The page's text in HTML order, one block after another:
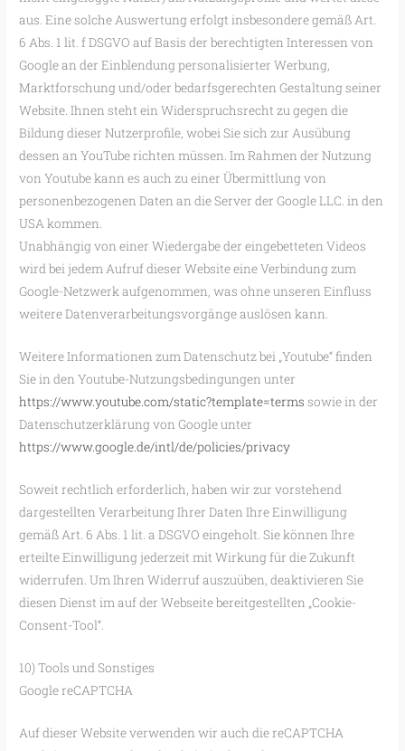
aus. Eine solche Auswertung erfolgt insbesondere gemäß Art.
6 Abs. 1 lit. f DSGVO auf Basis der berechtigten Interessen von
Google an der Einblendung personalisierter Werbung,
Marktforschung und/oder bedarfsgerechten Gestaltung seiner
Website. Ihnen steht ein Widerspruchsrecht zu gegen die
Bildung dieser Nutzerprofile, wobei Sie sich zur Ausübung
dessen an YouTube richten müssen. Im Rahmen der Nutzung
von Youtube kann es auch zu einer Übermittlung von
personenbezogenen Daten an die Server der Google LLC. in den
USA kommen.
Unabhängig von einer Wiedergabe der eingebetteten Videos
wird bei jedem Aufruf dieser Website eine Verbindung zum
Google-Netzwerk aufgenommen, was ohne unseren Einfluss
weitere Datenverarbeitungsvorgänge auslösen kann.
Weitere Informationen zum Datenschutz bei „Youtube“ finden
Sie in den Youtube-Nutzungsbedingungen unter
https://www.youtube.com/static?template=terms sowie in der
Datenschutzerklärung von Google unter
https://www.google.de/intl/de/policies/privacy
Soweit rechtlich erforderlich, haben wir zur vorstehend
dargestellten Verarbeitung Ihrer Daten Ihre Einwilligung
gemäß Art. 6 Abs. 1 lit. a DSGVO eingeholt. Sie können Ihre
erteilte Einwilligung jederzeit mit Wirkung für die Zukunft
widerrufen. Um Ihren Widerruf auszuüben, deaktivieren Sie
diesen Dienst im auf der Webseite bereitgestellten „Cookie-
Consent-Tool“.
10) Tools und Sonstiges
Google reCAPTCHA
Auf dieser Website verwenden wir auch die reCAPTCHA